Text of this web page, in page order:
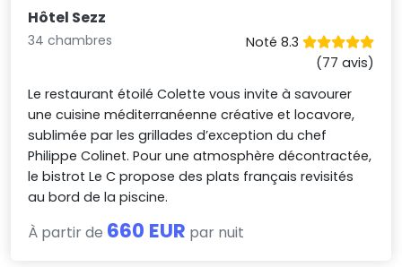
Hôtel Sezz
34 chambres
Noté 8.3
(77 avis)
Le restaurant étoilé Colette vous invite à savourer
une cuisine méditerranéenne créative et locavore,
sublimée par les grillades d’exception du chef
Philippe Colinet. Pour une atmosphère décontractée,
le bistrot Le C propose des plats français revisités
au bord de la piscine.
À partir de 660 EUR par nuit